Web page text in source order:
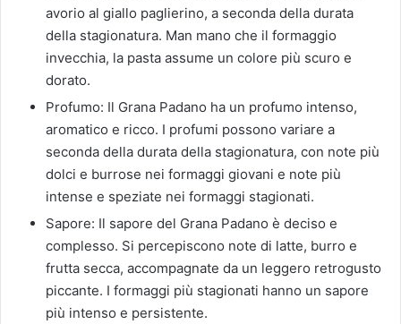
avorio al giallo paglierino, a seconda della durata
della stagionatura. Man mano che il formaggio
invecchia, la pasta assume un colore più scuro e
dorato.
Profumo: Il Grana Padano ha un profumo intenso,
aromatico e ricco. I profumi possono variare a
seconda della durata della stagionatura, con note più
dolci e burrose nei formaggi giovani e note più
intense e speziate nei formaggi stagionati.
Sapore: Il sapore del Grana Padano è deciso e
complesso. Si percepiscono note di latte, burro e
frutta secca, accompagnate da un leggero retrogusto
piccante. I formaggi più stagionati hanno un sapore
più intenso e persistente.